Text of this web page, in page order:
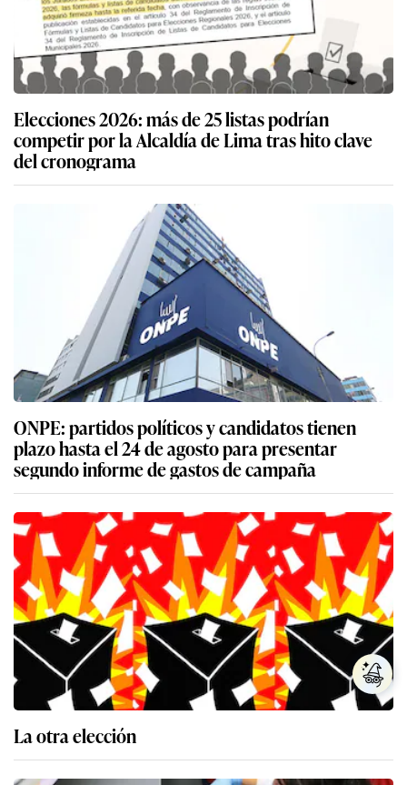
Elecciones 2026: más de 25 listas podrían
competir por la Alcaldía de Lima tras hito clave
del cronograma
ONPE: partidos políticos y candidatos tienen
plazo hasta el 24 de agosto para presentar
segundo informe de gastos de campaña
La otra elección